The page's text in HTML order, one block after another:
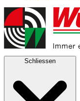
Schliessen